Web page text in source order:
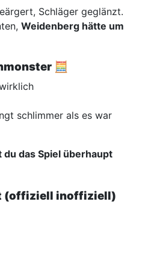
Schläger geglänzt.
Weidenberg hätte um
🧮
schlimmer als es war
du das Spiel überhaupt
(offiziell inoffiziell)